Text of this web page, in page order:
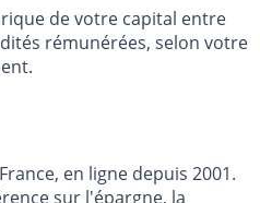
de votre capital entre
rémunérées, selon votre